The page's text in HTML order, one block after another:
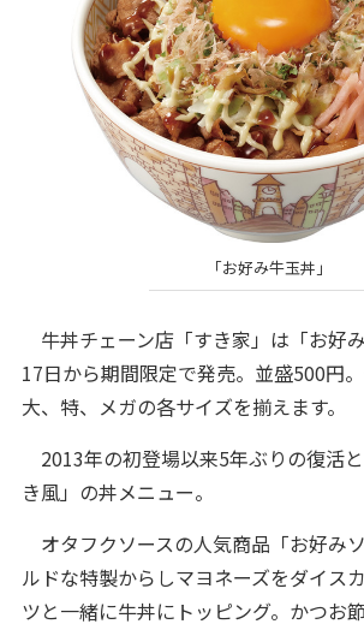
「お好み牛玉丼」
牛丼チェーン店「すき家」は「お好
17日から期間限定で発売。並盛500円。
大、特、メガの各サイズを揃えます。
2013年の初登場以来5年ぶりの復活
き風」の丼メニュー。
オタフクソースの人気商品「お好み
ルドな特製からしマヨネーズをダイス
ツと一緒に牛丼にトッピング。かつお